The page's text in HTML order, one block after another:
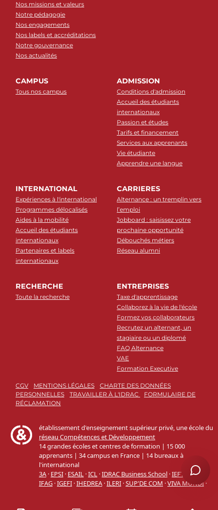
Nos missions et valeurs
Notre pédagogie
Nos engagements
Nos labels et accréditations
Notre gouvernance
Nos actualités
CAMPUS
Tous nos campus
ADMISSION
Conditions d'admission
Accueil des étudiants
internationaux
Passion et études
Tarifs et financement
Services aux apprenants
Vie étudiante
Apprendre une langue
INTERNATIONAL
Expériences à l'international
Programmes délocalisés
Aides à la mobilité
Accueil des étudiants
internationaux
Partenaires et labels
internationaux
CARRIERES
Alternance : un tremplin vers
l’emploi
Jobboard : saisissez votre
prochaine opportunité
Débouchés métiers
Réseau alumni
RECHERCHE
Toute la recherche
ENTREPRISES
Taxe d'apprentissage
Collaborez à la vie de l'école
Formez vos collaborateurs
Recrutez un alternant, un
stagiaire ou un diplomé
FAQ Alternance
VAE
Formation Executive
CGV MENTIONS LÉGALES
CHARTE DES DONNÉES
PERSONNELLES
TRAVAILLER À L'IDRAC
FORMULAIRE DE
RÉCLAMATION